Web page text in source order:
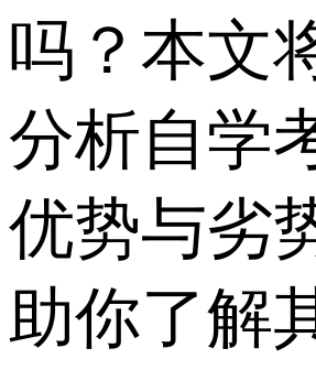
吗？本文
分析自学
优势与劣
助你了解